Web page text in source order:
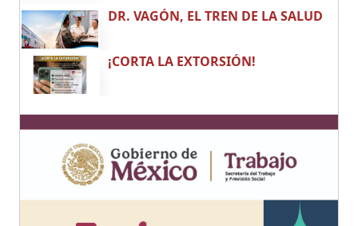
DR. VAGÓN, EL TREN DE LA SALUD
¡CORTA LA EXTORSIÓN!